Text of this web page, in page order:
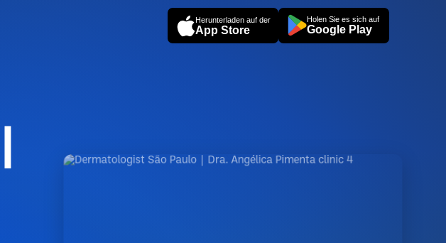
Herunterladen auf der
App Store
Holen Sie es sich auf
Google Play